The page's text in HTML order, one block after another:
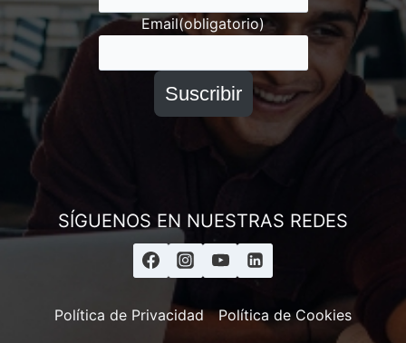
Email(obligatorio)
Suscribir
SÍGUENOS EN NUESTRAS REDES
Política de Privacidad Política de Cookies